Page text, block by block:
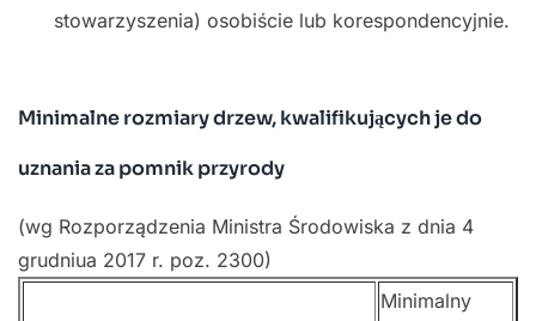
stowarzyszenia) osobiście lub korespondencyjnie.
Minimalne rozmiary drzew, kwalifikujących je do
uznania za pomnik przyrody
(wg Rozporządzenia Ministra Środowiska z dnia 4
grudniua 2017 r. poz. 2300)
Minimalny